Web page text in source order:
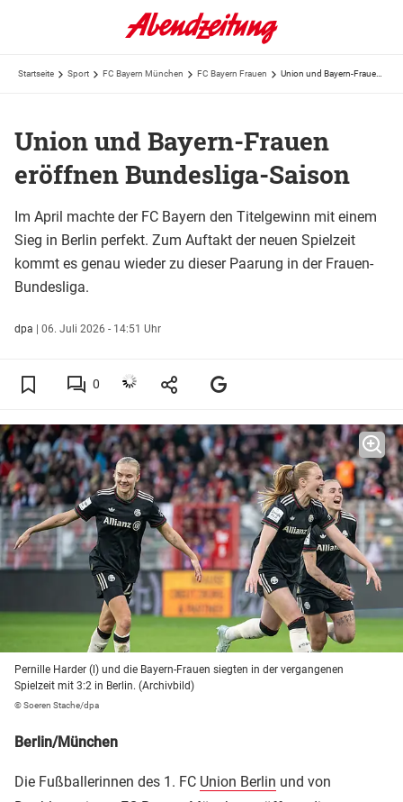
Startseite Sport FC Bayern München FC Bayern Frauen
Union und Bayern-Frauen
eröffnen Bundesliga-Saison
Im April machte der FC Bayern den Titelgewinn mit einem
Sieg in Berlin perfekt. Zum Auftakt der neuen Spielzeit
kommt es genau wieder zu dieser Paarung in der Frauen-
Bundesliga.
dpa | 06. Juli 2026 - 14:51 Uhr
0
Pernille Harder (l) und die Bayern-Frauen siegten in der vergangenen
Spielzeit mit 3:2 in Berlin. (Archivbild)
© Soeren Stache/dpa
Berlin/München
Die Fußballerinnen des 1. FC Union Berlin und von